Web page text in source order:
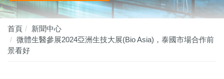
首頁
新聞中心
微體生醫參展2024亞洲生技大展(Bio Asia)，泰國市場合作前
景看好